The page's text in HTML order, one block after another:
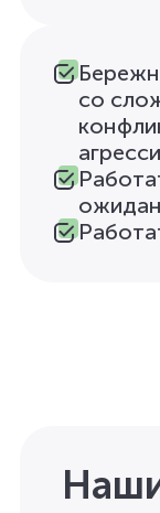
со